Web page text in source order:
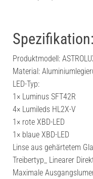
Spezifikation:
Produktmodell:
Material:
LED-Typ:
1× Luminus SFT42R
4× Lumileds HL2X-V
1× rote XBD-LED
1× blaue XBD-LED
Linse aus gehärtetem
Treibertyp_ Linearer
Maximale